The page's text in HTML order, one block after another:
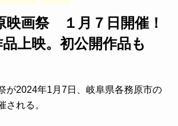
映画祭 １月７日開催！
品上映。初公開作品も
が2024年1月7日、岐阜県各務原市の
される。